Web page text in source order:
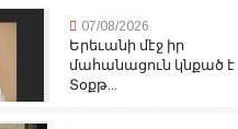
07/08/2026
Երեւանի մէջ իր
մահանացուն կնքած է
Տօքթ...